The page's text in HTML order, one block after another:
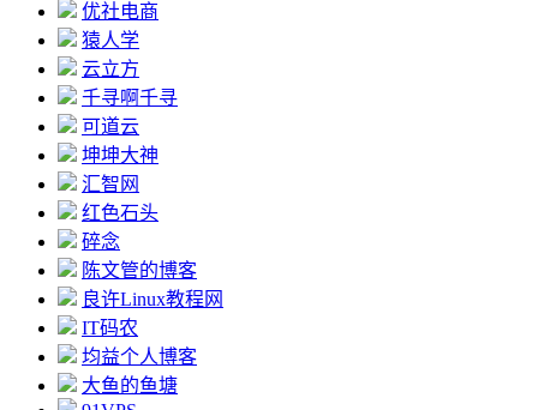
优社电商
猿人学
云立方
千寻啊千寻
可道云
坤坤大神
汇智网
红色石头
碎念
陈文管的博客
良许Linux教程网
IT码农
均益个人博客
大鱼的鱼塘